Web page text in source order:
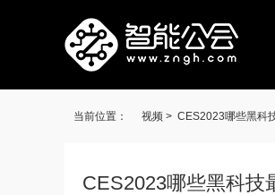
当前位置： 视频 > CES2023哪些黑科
CES2023哪些黑科技